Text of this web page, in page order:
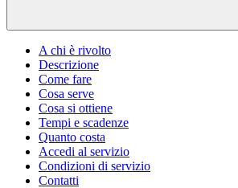
A chi è rivolto
Descrizione
Come fare
Cosa serve
Cosa si ottiene
Tempi e scadenze
Quanto costa
Accedi al servizio
Condizioni di servizio
Contatti